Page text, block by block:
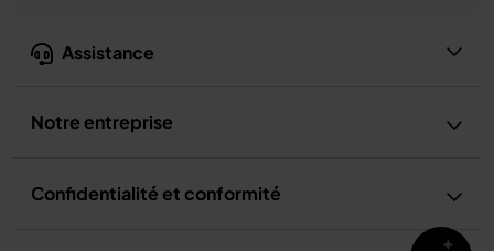
Assistance
Notre entreprise
Confidentialité et conformité